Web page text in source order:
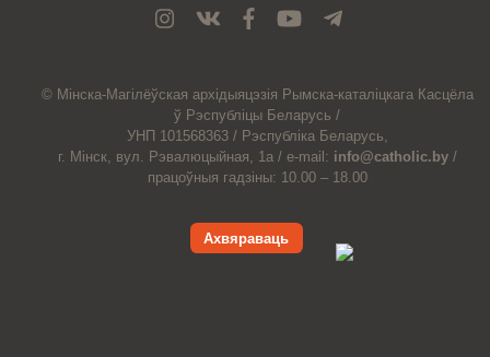
© Мiнска-Магiлёўская архiдыяцэзiя Рымска-каталіцкага Касцёла
ў Рэспубліцы Беларусь /
УНП 101568363 / Рэспубліка Беларусь,
г. Мінск, вул. Рэвалюцыйная, 1а / e-mail: info@catholic.by /
працоўныя гадзіны: 10.00 – 18.00
Ахвяраваць